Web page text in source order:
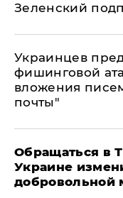
Зеленский
Украинцев
фишинговой
вложения
почты"
Обращаться в
Украине
добровольной